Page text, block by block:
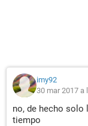
imy92
30 mar 2017 a
no, de hecho solo
tiempo